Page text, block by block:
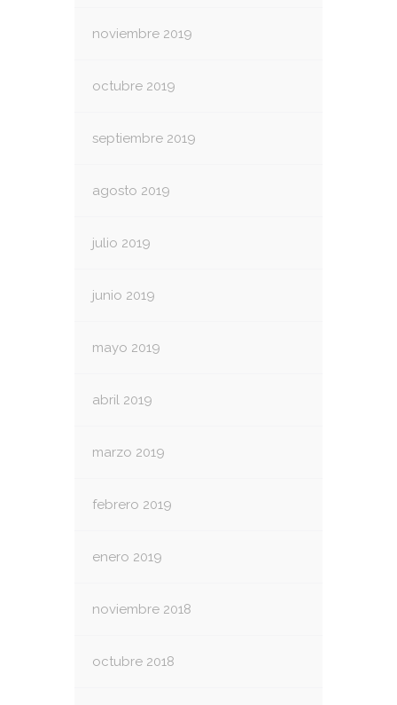
noviembre 2019
octubre 2019
septiembre 2019
agosto 2019
julio 2019
junio 2019
mayo 2019
abril 2019
marzo 2019
febrero 2019
enero 2019
noviembre 2018
octubre 2018